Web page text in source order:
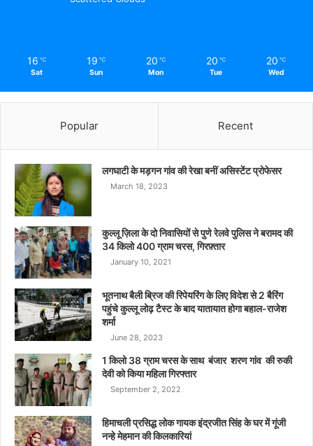
16 ℃
Sat
19 ℃
Sun
20 ℃
Mon
20 ℃
Tue
20 ℃
Wed
Popular Recent
लगघाटी के मड़गन गांव की रेखा बनीं असिस्टेंट प्रोफेसर
March 18, 2023
कुल्लू ज़िला के दो निवासियों से पुणे रेलवे पुलिस ने बरामद की
34 किलो 400 ग्राम चरस, गिरफ़्तार
January 10, 2021
भूतनाथ बैली ब्रिज की रिपेयरिंग के लिए विदेश से 2 बैरिंग
पहुंचे कुल्लू लोढ़ टैस्ट के बाद यातायात होगा बहाल-राजेश
शर्मा
June 28, 2023
1 किलो 38 ग्राम चरस के साथ बंजार शरण गांव की रुकी
देवी को किया महिला गिरफ्तार
September 2, 2022
हिमाचली प्रसिद्ध लोक गायक इंद्रजीत सिंह के घर में गूंजी
नन्हे मेहमान की किलकारियां